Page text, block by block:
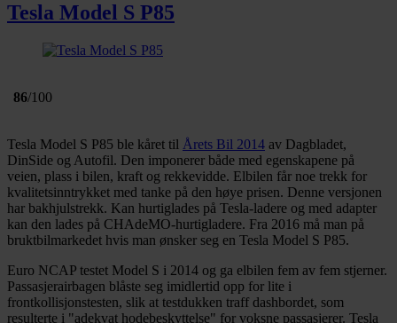
Tesla Model S P85
86/100
Tesla Model S P85 ble kåret til Årets Bil 2014 av Dagbladet,
DinSide og Autofil. Den imponerer både med egenskapene på
veien, plass i bilen, kraft og rekkevidde. Elbilen får noe trekk for
kvalitetsinntrykket med tanke på den høye prisen. Denne versjonen
har bakhjulstrekk. Kan hurtiglades på Tesla-ladere og med adapter
kan den lades på CHAdeMO-hurtigladere. Fra 2016 må man på
bruktbilmarkedet hvis man ønsker seg en Tesla Model S P85.
Euro NCAP testet Model S i 2014 og ga elbilen fem av fem stjerner.
Passasjerairbagen blåste seg imidlertid opp for lite i
frontkollisjonstesten, slik at testdukken traff dashbordet, som
resulterte i "adekvat hodebeskyttelse" for voksne passasjerer. Tesla